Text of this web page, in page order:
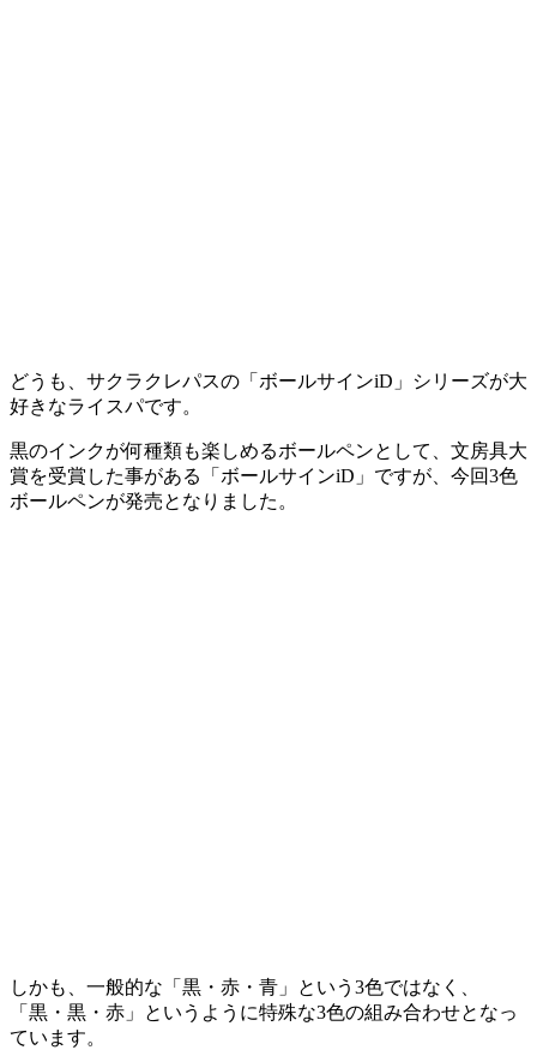
どうも、サクラクレパスの「ボールサインiD」シリーズが大
好きなライスパです。
黒のインクが何種類も楽しめるボールペンとして、文房具大
賞を受賞した事がある「ボールサインiD」ですが、今回3色
ボールペンが発売となりました。
しかも、一般的な「黒・赤・青」という3色ではなく、
「黒・黒・赤」というように特殊な3色の組み合わせとなっ
ています。